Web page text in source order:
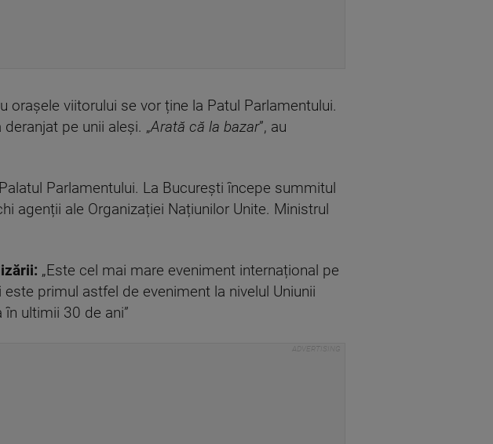
viitorului se vor ține la Patul Parlamentului.
pe unii aleși. „Arată că la bazar”, au
Parlamentului. La București începe summitul
agenții ale Organizației Națiunilor Unite. Ministrul
„Este cel mai mare eveniment internațional pe
primul astfel de eveniment la nivelul Uniunii
ultimii 30 de ani”